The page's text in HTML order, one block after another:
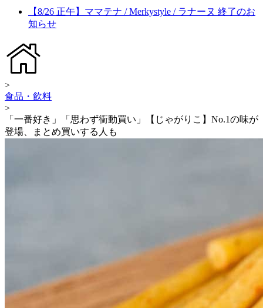
【8/26 正午】ママテナ / Merkystyle / ラナーヌ 終了のお
知らせ
>
食品・飲料
>
「一番好き」「思わず衝動買い」【じゃがりこ】No.1の味が
登場、まとめ買いする人も